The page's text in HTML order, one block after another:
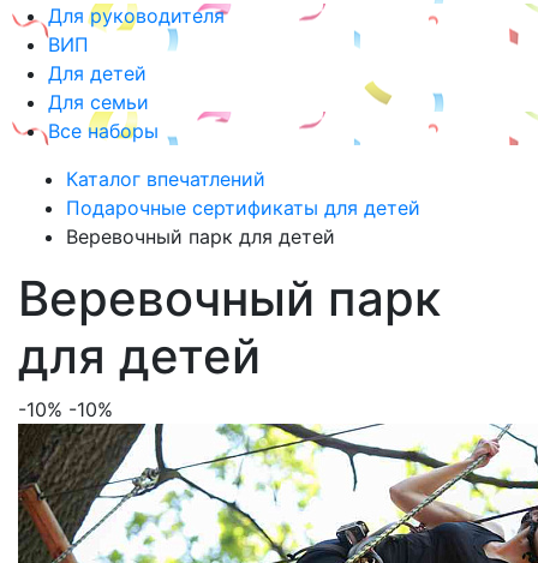
Для руководителя
ВИП
Для детей
Для семьи
Все наборы
Каталог впечатлений
Подарочные сертификаты для детей
Веревочный парк для детей
Веревочный парк
для детей
-10% -10%